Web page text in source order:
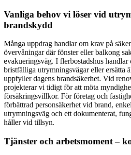
Vanliga behov vi löser vid
brandskydd
Många uppdrag handlar om krav på
övervåningar där fönster eller balkong
evakueringsväg. I flerbostadshus
bristfälliga utrymningsvägar eller ersätta
uppfyller dagens brandsäkerhet. Vid
projekterar vi tidigt för att möta
försäkringsvillkor. För företag och
förbättrad personsäkerhet vid brand,
utrymningsväg och ett dokumenterat,
håller vid tillsyn.
Tjänster och arbetsmoment –